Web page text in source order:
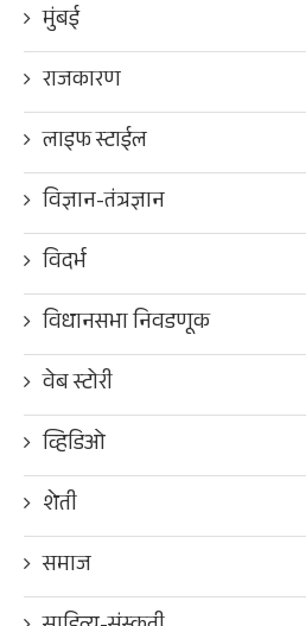
मुंबई
राजकारण
लाइफ स्टाईल
विज्ञान-तंत्रज्ञान
विदर्भ
विधानसभा निवडणूक
वेब स्टोरी
व्हिडिओ
शेती
समाज